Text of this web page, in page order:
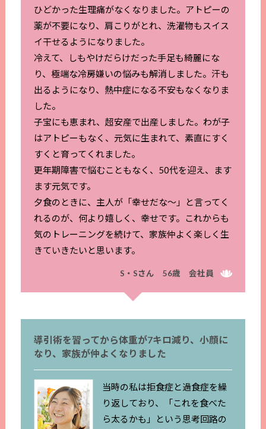
ひどかった生理痛がなくなりました。アトピーの
薬が不要になり、肩こりがとれ、洗濯物もスイス
イ干せるようになりました。
冷えて、しもやけだらけだった手足も綺麗にな
り、極端な冷房嫌いの悩みも解消しました。汗も
出るようになり、熱中症になる不安もなくなりま
した。
子宝にも恵まれ、超安産で出産しました。わが子
はアトピーもなく、元気に生まれて、素直にすく
すくと育ってくれました。
更年期障害で悩むこともなく、50代を迎え、ます
ます元気です。
夕食のときに、主人が「幸せだな～」と言ってく
れるのが、何より嬉しく、幸せです。これからも
気のトレーニングを続けて、家族仲よく楽しく生
きていきたいと思います。
S・Sさん 56歳 会社員
導引術を習ってから体重が7キロ減り、小顔に
なり、家族が仲よくなりました
当時の私は拒食症と過食症を繰
り返しており、「これを食べた
ら太るかも」という思考回路の